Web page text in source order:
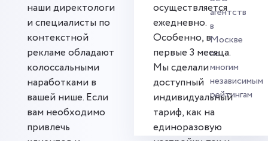
агентств
в
Москве
по
многим
независимым
рейтингам
наши директологи
и специалисты по
контекстной
рекламе обладают
колоссальными
наработками в
вашей нише. Если
вам необходимо
привлечь
осуществляется
ежедневно.
Особенно, в
первые 3 месяца.
Мы сделали
доступный
индивидуальный
тариф, как на
единоразовую